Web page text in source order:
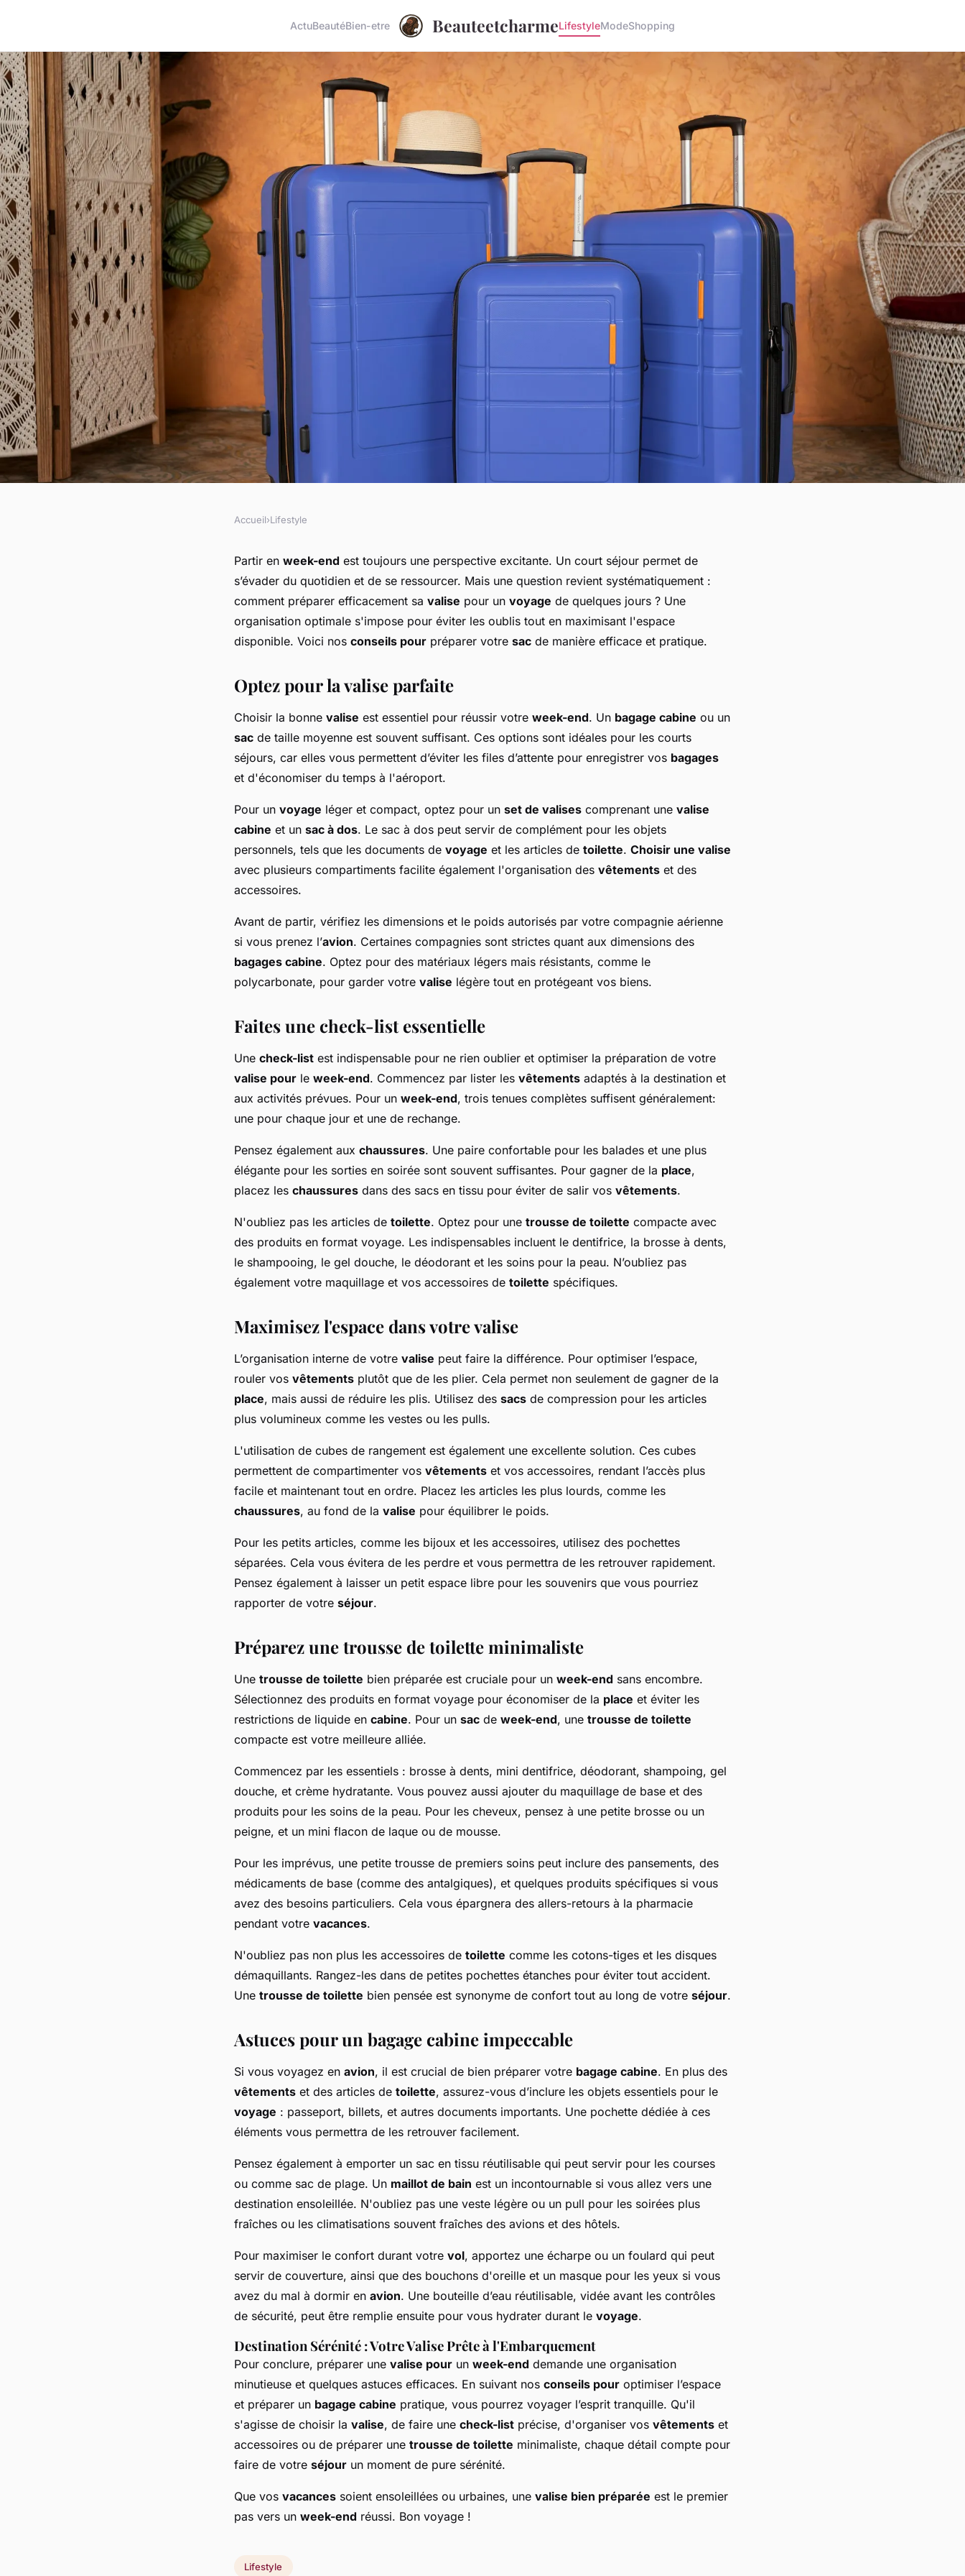
ActuBeautéBien-etre BeauteetcharmeLifestyleModeShopping
Quels sont les meilleurs conseils pour
préparer une valise pour un voyage en
Accueil›Lifestyle
Partir en week-end est toujours une perspective excitante. Un court séjour permet de
s’évader du quotidien et de se ressourcer. Mais une question revient systématiquement :
comment préparer efficacement sa valise pour un voyage de quelques jours ? Une
organisation optimale s'impose pour éviter les oublis tout en maximisant l'espace
disponible. Voici nos conseils pour préparer votre sac de manière efficace et pratique.
Optez pour la valise parfaite
Choisir la bonne valise est essentiel pour réussir votre week-end. Un bagage cabine ou un
sac de taille moyenne est souvent suffisant. Ces options sont idéales pour les courts
séjours, car elles vous permettent d’éviter les files d’attente pour enregistrer vos bagages
et d'économiser du temps à l'aéroport.
Pour un voyage léger et compact, optez pour un set de valises comprenant une valise
cabine et un sac à dos. Le sac à dos peut servir de complément pour les objets
personnels, tels que les documents de voyage et les articles de toilette. Choisir une valise
avec plusieurs compartiments facilite également l'organisation des vêtements et des
accessoires.
Avant de partir, vérifiez les dimensions et le poids autorisés par votre compagnie aérienne
si vous prenez l’avion. Certaines compagnies sont strictes quant aux dimensions des
bagages cabine. Optez pour des matériaux légers mais résistants, comme le
polycarbonate, pour garder votre valise légère tout en protégeant vos biens.
Faites une check-list essentielle
Une check-list est indispensable pour ne rien oublier et optimiser la préparation de votre
valise pour le week-end. Commencez par lister les vêtements adaptés à la destination et
aux activités prévues. Pour un week-end, trois tenues complètes suffisent généralement:
une pour chaque jour et une de rechange.
Pensez également aux chaussures. Une paire confortable pour les balades et une plus
élégante pour les sorties en soirée sont souvent suffisantes. Pour gagner de la place,
placez les chaussures dans des sacs en tissu pour éviter de salir vos vêtements.
N'oubliez pas les articles de toilette. Optez pour une trousse de toilette compacte avec
des produits en format voyage. Les indispensables incluent le dentifrice, la brosse à dents,
le shampooing, le gel douche, le déodorant et les soins pour la peau. N’oubliez pas
également votre maquillage et vos accessoires de toilette spécifiques.
Maximisez l'espace dans votre valise
L’organisation interne de votre valise peut faire la différence. Pour optimiser l’espace,
rouler vos vêtements plutôt que de les plier. Cela permet non seulement de gagner de la
place, mais aussi de réduire les plis. Utilisez des sacs de compression pour les articles
plus volumineux comme les vestes ou les pulls.
L'utilisation de cubes de rangement est également une excellente solution. Ces cubes
permettent de compartimenter vos vêtements et vos accessoires, rendant l’accès plus
facile et maintenant tout en ordre. Placez les articles les plus lourds, comme les
chaussures, au fond de la valise pour équilibrer le poids.
Pour les petits articles, comme les bijoux et les accessoires, utilisez des pochettes
séparées. Cela vous évitera de les perdre et vous permettra de les retrouver rapidement.
Pensez également à laisser un petit espace libre pour les souvenirs que vous pourriez
rapporter de votre séjour.
Préparez une trousse de toilette minimaliste
Une trousse de toilette bien préparée est cruciale pour un week-end sans encombre.
Sélectionnez des produits en format voyage pour économiser de la place et éviter les
restrictions de liquide en cabine. Pour un sac de week-end, une trousse de toilette
compacte est votre meilleure alliée.
Commencez par les essentiels : brosse à dents, mini dentifrice, déodorant, shampoing, gel
douche, et crème hydratante. Vous pouvez aussi ajouter du maquillage de base et des
produits pour les soins de la peau. Pour les cheveux, pensez à une petite brosse ou un
peigne, et un mini flacon de laque ou de mousse.
Pour les imprévus, une petite trousse de premiers soins peut inclure des pansements, des
médicaments de base (comme des antalgiques), et quelques produits spécifiques si vous
avez des besoins particuliers. Cela vous épargnera des allers-retours à la pharmacie
pendant votre vacances.
N'oubliez pas non plus les accessoires de toilette comme les cotons-tiges et les disques
démaquillants. Rangez-les dans de petites pochettes étanches pour éviter tout accident.
Une trousse de toilette bien pensée est synonyme de confort tout au long de votre séjour.
Astuces pour un bagage cabine impeccable
Si vous voyagez en avion, il est crucial de bien préparer votre bagage cabine. En plus des
vêtements et des articles de toilette, assurez-vous d’inclure les objets essentiels pour le
voyage : passeport, billets, et autres documents importants. Une pochette dédiée à ces
éléments vous permettra de les retrouver facilement.
Pensez également à emporter un sac en tissu réutilisable qui peut servir pour les courses
ou comme sac de plage. Un maillot de bain est un incontournable si vous allez vers une
destination ensoleillée. N'oubliez pas une veste légère ou un pull pour les soirées plus
fraîches ou les climatisations souvent fraîches des avions et des hôtels.
Pour maximiser le confort durant votre vol, apportez une écharpe ou un foulard qui peut
servir de couverture, ainsi que des bouchons d'oreille et un masque pour les yeux si vous
avez du mal à dormir en avion. Une bouteille d’eau réutilisable, vidée avant les contrôles
de sécurité, peut être remplie ensuite pour vous hydrater durant le voyage.
Destination Sérénité : Votre Valise Prête à l'Embarquement
Pour conclure, préparer une valise pour un week-end demande une organisation
minutieuse et quelques astuces efficaces. En suivant nos conseils pour optimiser l’espace
et préparer un bagage cabine pratique, vous pourrez voyager l’esprit tranquille. Qu'il
s'agisse de choisir la valise, de faire une check-list précise, d'organiser vos vêtements et
accessoires ou de préparer une trousse de toilette minimaliste, chaque détail compte pour
faire de votre séjour un moment de pure sérénité.
Que vos vacances soient ensoleillées ou urbaines, une valise bien préparée est le premier
pas vers un week-end réussi. Bon voyage !
Lifestyle